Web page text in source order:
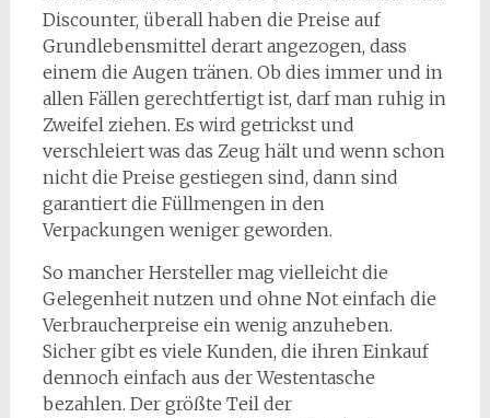
Discounter, überall haben die Preise auf
Grundlebensmittel derart angezogen, dass
einem die Augen tränen. Ob dies immer und in
allen Fällen gerechtfertigt ist, darf man ruhig in
Zweifel ziehen. Es wird getrickst und
verschleiert was das Zeug hält und wenn schon
nicht die Preise gestiegen sind, dann sind
garantiert die Füllmengen in den
Verpackungen weniger geworden.
So mancher Hersteller mag vielleicht die
Gelegenheit nutzen und ohne Not einfach die
Verbraucherpreise ein wenig anzuheben.
Sicher gibt es viele Kunden, die ihren Einkauf
dennoch einfach aus der Westentasche
bezahlen. Der größte Teil der